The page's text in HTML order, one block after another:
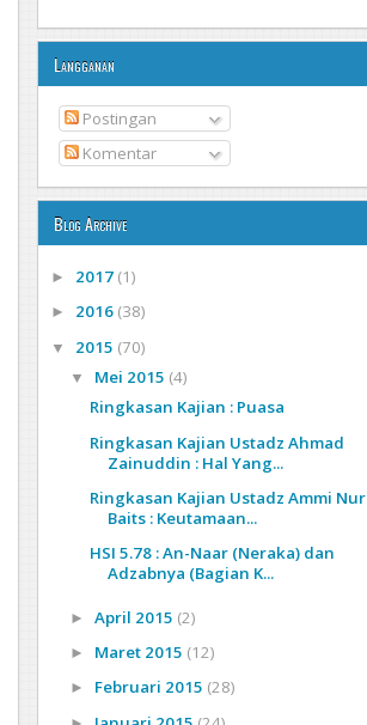
Langganan
Postingan
Komentar
Blog Archive
► 2017 (1)
► 2016 (38)
▼ 2015 (70)
▼ Mei 2015 (4)
Ringkasan Kajian : Puasa
Ringkasan Kajian Ustadz Ahmad
Zainuddin : Hal Yang...
Ringkasan Kajian Ustadz Ammi Nur
Baits : Keutamaan...
HSI 5.78 : An-Naar (Neraka) dan
Adzabnya (Bagian K...
► April 2015 (2)
► Maret 2015 (12)
► Februari 2015 (28)